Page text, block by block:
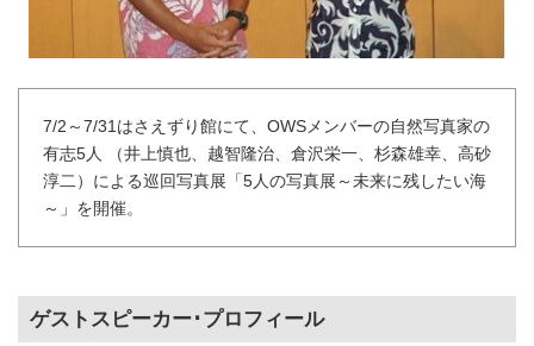
7/2～7/31はさえずり館にて、OWSメンバーの自然写真家の
有志5人 （井上慎也、越智隆治、倉沢栄一、杉森雄幸、高砂
淳二）による巡回写真展「5人の写真展～未来に残したい海
～」を開催。
ゲストスピーカー･プロフィール